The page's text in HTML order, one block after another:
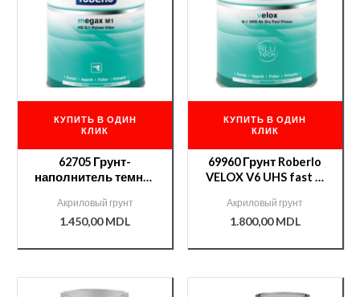
КУПИТЬ В ОДИН
КЛИК
62705 Грунт-
наполнитель темно-
4л+отв.MX503 0.8л
Акриловый грунт
1.450,00MDL
КУПИТЬ В ОДИН
КЛИК
69960 Грунт Roberlo
VELOX V6 UHS fast 3l
0,5л
Акриловый грунт
1.800,00MDL